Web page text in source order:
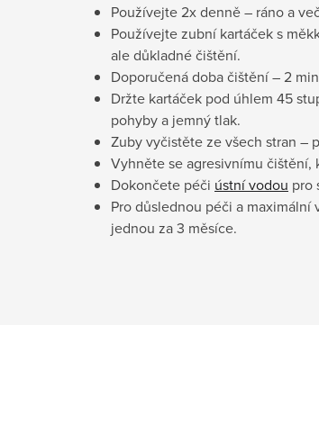
Používejte 2x denně – ráno a
Používejte zubní kartáček s
ale důkladné čištění.
Doporučená doba čištění – 2
Držte kartáček pod úhlem 45
pohyby a jemný tlak.
Zuby vyčistěte ze všech stran –
Vyhněte se agresivnímu čištění,
Dokončete péči ústní vodou pro
Pro důslednou péči a
jednou za 3 měsíce.